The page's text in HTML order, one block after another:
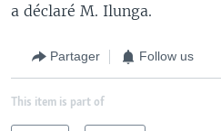
a déclaré M. Ilunga.
Partager Follow us
This item is part of